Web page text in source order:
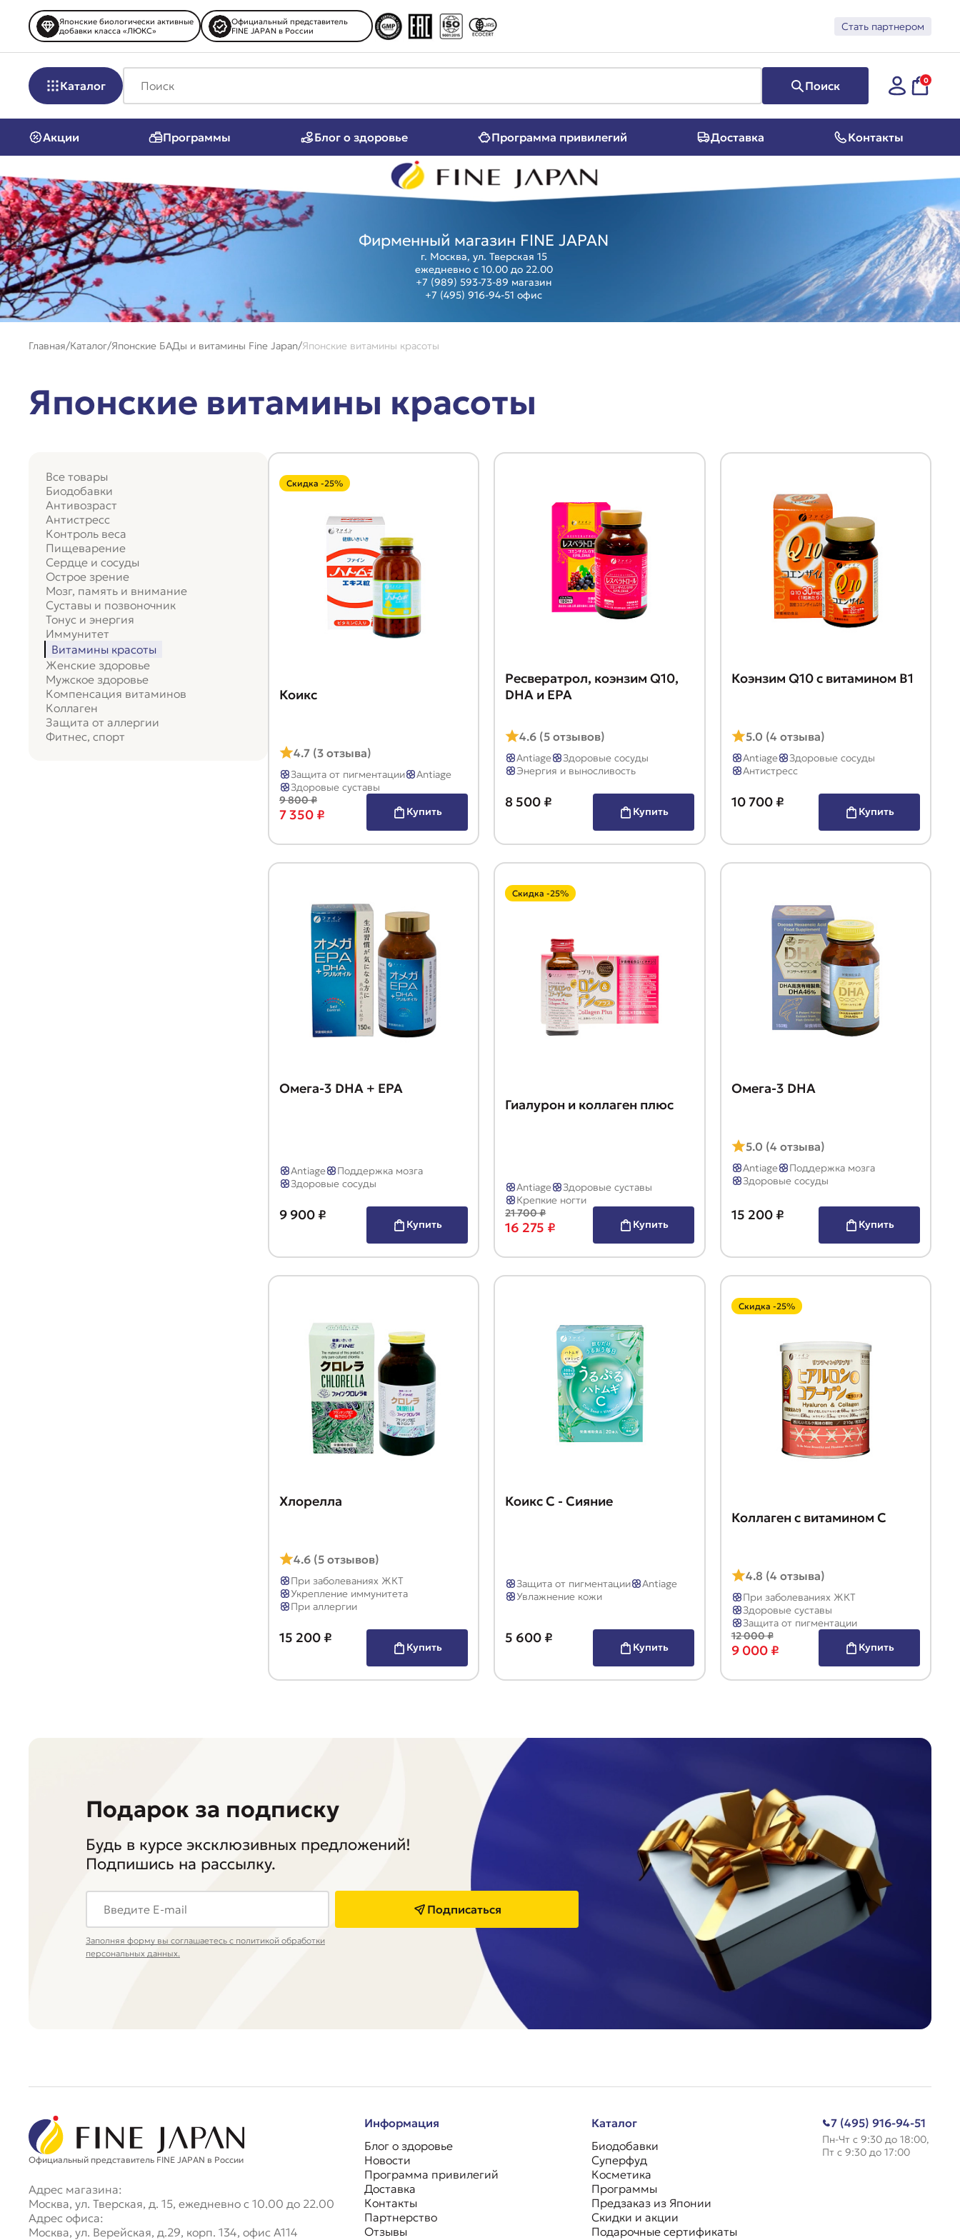
Японские биологически активные
добавки класса «ЛЮКС»
Официальный представитель
FINE JAPAN в России
Стать партнером
Каталог Поиск 0
Акции Программы Блог о здоровье Программа привилегий Доставка Контакты
Фирменный магазин FINE JAPAN
г. Москва, ул. Тверская 15
ежедневно с 10.00 до 22.00
+7 (989) 593-73-89 магазин
+7 (495) 916-94-51 офис
Главная Каталог Японские БАДы и витамины Fine Japan Японские витамины красоты
Японские витамины красоты
Все товары
Биодобавки
Антивозраст
Антистресс
Контроль веса
Пищеварение
Сердце и сосуды
Острое зрение
Мозг, память и внимание
Суставы и позвоночник
Тонус и энергия
Иммунитет
Витамины красоты
Женские здоровье
Мужское здоровье
Компенсация витаминов
Коллаген
Защита от аллергии
Фитнес, спорт
Скидка -25%
Коикс
4.7 (3 отзыва)
Защита от пигментации
Antiage
Здоровые суставы
9 800 ₽
7 350 ₽ Купить
Ресвератрол, коэнзим Q10,
DHA и EPA
4.6 (5 отзывов)
Antiage
Здоровые сосуды
Энергия и выносливость
8 500 ₽
Купить
Коэнзим Q10 с витамином B1
5.0 (4 отзыва)
Antiage
Здоровые сосуды
Антистресс
10 700 ₽
Купить
Омега-3 DHA + EPA
Antiage
Поддержка мозга
Здоровые сосуды
9 900 ₽
Купить
Скидка -25%
Гиалурон и коллаген плюс
Antiage
Здоровые суставы
Крепкие ногти
21 700 ₽
16 275 ₽ Купить
Омега-3 DHA
5.0 (4 отзыва)
Antiage
Поддержка мозга
Здоровые сосуды
15 200 ₽
Купить
Хлорелла
4.6 (5 отзывов)
При заболеваниях ЖКТ
Укрепление иммунитета
При аллергии
15 200 ₽
Купить
Коикс C - Сияние
Защита от пигментации
Antiage
Увлажнение кожи
5 600 ₽
Купить
Скидка -25%
Коллаген с витамином C
4.8 (4 отзыва)
При заболеваниях ЖКТ
Здоровые суставы
Защита от пигментации
12 000 ₽
9 000 ₽ Купить
Подарок за подписку
Будь в курсе эксклюзивных предложений!
Подпишись на рассылку.
Подписаться
Заполняя форму вы соглашаетесь с политикой обработки
персональных данных.
Официальный представитель FINE JAPAN в России
Адрес магазина:
Москва, ул. Тверская, д. 15, ежедневно с 10.00 до 22.00
Адрес офиса:
Москва, ул. Верейская, д.29, корп. 134, офис А114
Информация
Блог о здоровье
Новости
Программа привилегий
Доставка
Контакты
Партнерство
Отзывы
Каталог
Биодобавки
Суперфуд
Косметика
Программы
Предзаказ из Японии
Скидки и акции
Подарочные сертификаты
7 (495) 916-94-51
Пн-Чт с 9:30 до 18:00,
Пт с 9:30 до 17:00
Биодобавки
Антивозраст
Контроль веса
Пищеварение
Сердце и сосуды
Острое зрение
Мозг, память и внимание
Суставы и позвоночник
Тонус и энергия
Иммунитет
Витамины красоты
Женские здоровье
Мужское здоровье
Компенсация витаминов
Коллаген
Защита от аллергии
Суперфуд
Косметика
Предзаказ из Японии